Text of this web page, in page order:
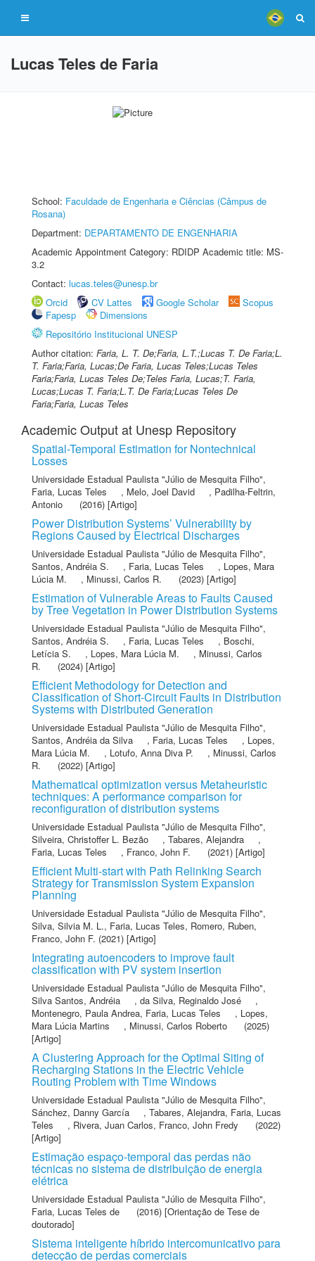
Lucas Teles de Faria
School: Faculdade de Engenharia e Ciências (Câmpus de
Rosana)
Department: DEPARTAMENTO DE ENGENHARIA
Academic Appointment Category: RDIDP Academic title: MS-
3.2
Contact: lucas.teles@unesp.br
Orcid
CV Lattes Google Scholar
Scopus
Fapesp
Dimensions
Repositório Institucional UNESP
Author citation: Faria, L. T. De;Faria, L.T.;Lucas T. De Faria;L.
T. Faria;Faria, Lucas;De Faria, Lucas Teles;Lucas Teles
Faria;Faria, Lucas Teles De;Teles Faria, Lucas;T. Faria,
Lucas;Lucas T. Faria;L.T. De Faria;Lucas Teles De
Faria;Faria, Lucas Teles
Academic Output at Unesp Repository
Spatial-Temporal Estimation for Nontechnical
Losses
Universidade Estadual Paulista "Júlio de Mesquita Filho",
Faria, Lucas Teles
, Melo, Joel David , Padilha-Feltrin,
Antonio
(2016) [Artigo]
Power Distribution Systems’ Vulnerability by
Regions Caused by Electrical Discharges
Universidade Estadual Paulista "Júlio de Mesquita Filho",
Santos, Andréia S.
, Faria, Lucas Teles , Lopes, Mara
Lúcia M.
, Minussi, Carlos R. (2023) [Artigo]
Estimation of Vulnerable Areas to Faults Caused
by Tree Vegetation in Power Distribution Systems
Universidade Estadual Paulista "Júlio de Mesquita Filho",
Santos, Andréia S.
, Faria, Lucas Teles , Boschi,
Letícia S.
, Lopes, Mara Lúcia M. , Minussi, Carlos
R.
(2024) [Artigo]
Efficient Methodology for Detection and
Classification of Short-Circuit Faults in Distribution
Systems with Distributed Generation
Universidade Estadual Paulista "Júlio de Mesquita Filho",
Santos, Andréia da Silva
, Faria, Lucas Teles , Lopes,
Mara Lúcia M.
, Lotufo, Anna Diva P. , Minussi, Carlos
R.
(2022) [Artigo]
Mathematical optimization versus Metaheuristic
techniques: A performance comparison for
reconfiguration of distribution systems
Universidade Estadual Paulista "Júlio de Mesquita Filho",
Silveira, Christoffer L. Bezão
, Tabares, Alejandra
,
Faria, Lucas Teles
, Franco, John F. (2021) [Artigo]
Efficient Multi-start with Path Relinking Search
Strategy for Transmission System Expansion
Planning
Universidade Estadual Paulista "Júlio de Mesquita Filho",
Silva, Silvia M. L., Faria, Lucas Teles, Romero, Ruben,
Franco, John F. (2021) [Artigo]
Integrating autoencoders to improve fault
classification with PV system insertion
Universidade Estadual Paulista "Júlio de Mesquita Filho",
Silva Santos, Andréia
, da Silva, Reginaldo José
,
Montenegro, Paula Andrea, Faria, Lucas Teles , Lopes,
Mara Lúcia Martins
, Minussi, Carlos Roberto
(2025)
[Artigo]
A Clustering Approach for the Optimal Siting of
Recharging Stations in the Electric Vehicle
Routing Problem with Time Windows
Universidade Estadual Paulista "Júlio de Mesquita Filho",
Sánchez, Danny García
, Tabares, Alejandra, Faria, Lucas
Teles
, Rivera, Juan Carlos, Franco, John Fredy
(2022)
[Artigo]
Estimação espaço-temporal das perdas não
técnicas no sistema de distribuição de energia
elétrica
Universidade Estadual Paulista "Júlio de Mesquita Filho",
Faria, Lucas Teles de
(2016) [Orientação de Tese de
doutorado]
Sistema inteligente híbrido intercomunicativo para
detecção de perdas comerciais